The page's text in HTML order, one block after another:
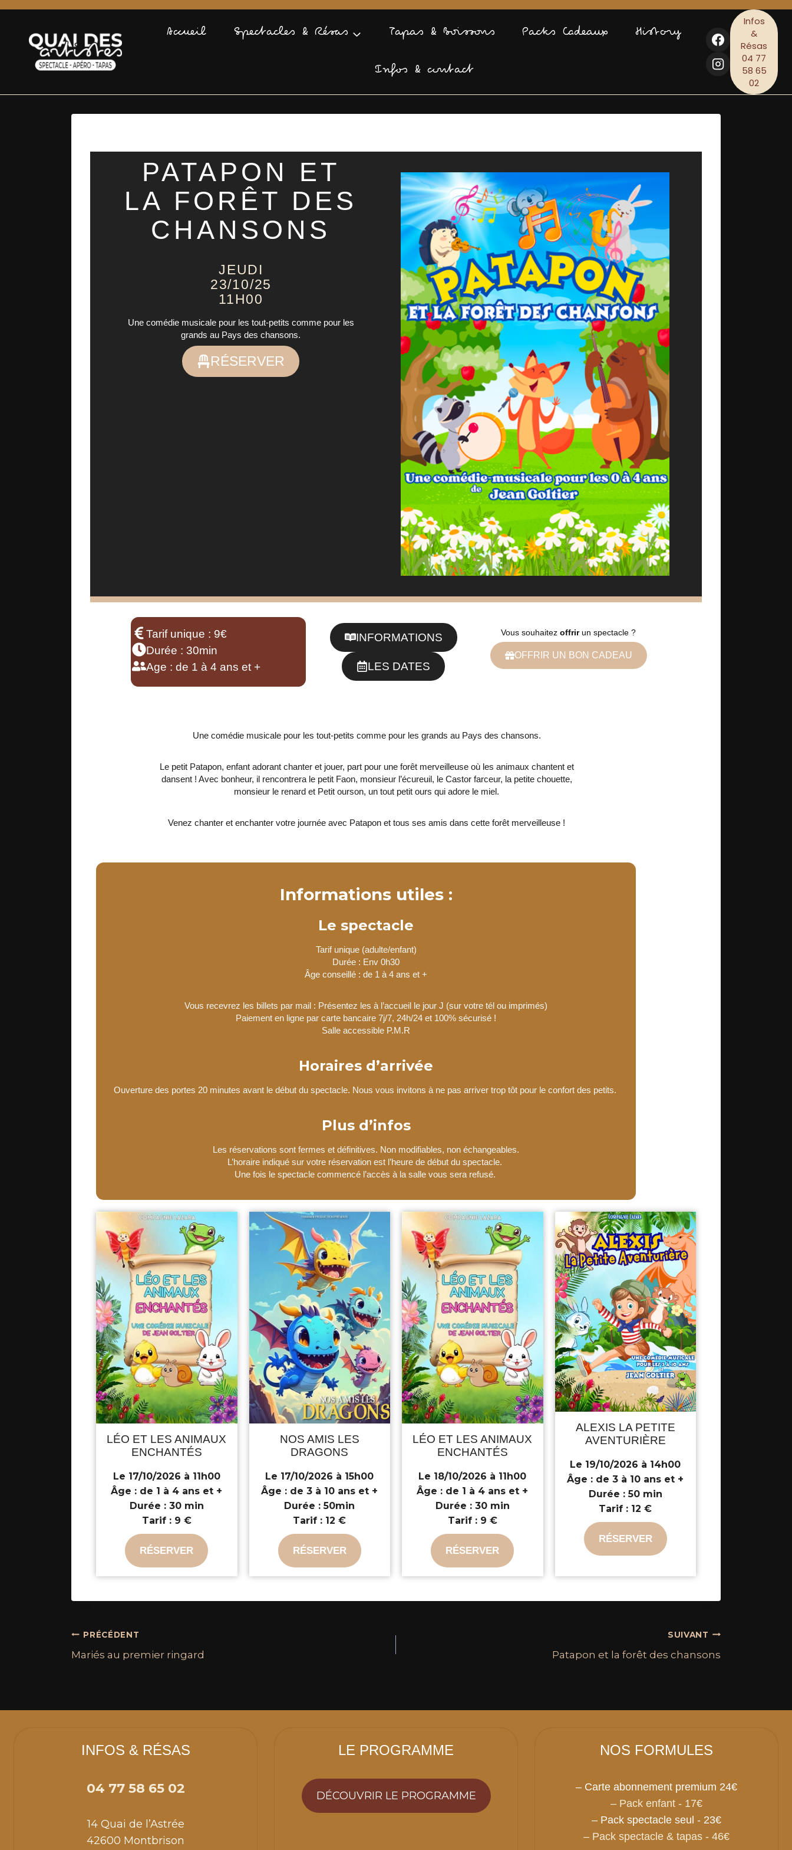
Accueil Spectacles & Résas Tapas & Boissons Packs Cadeaux History
Infos & contact
Infos
&
Résas
04 77
58 65
02
PATAPON ET
LA FORÊT DES
CHANSONS
JEUDI
23/10/25
11H00
Une comédie musicale pour les tout-petits comme pour les
grands au Pays des chansons.
RÉSERVER
Tarif unique : 9€
Durée : 30min
Age : de 1 à 4 ans et +
INFORMATIONS
LES DATES
Vous souhaitez offrirun spectacle ?
OFFRIR UN BON CADEAU
Une comédie musicale pour les tout-petits comme pour les grands au Pays des chansons.
Le petit Patapon, enfant adorant chanter et jouer, part pour une forêt merveilleuse où les animaux chantent et
dansent ! Avec bonheur, il rencontrera le petit Faon, monsieur l’écureuil, le Castor farceur, la petite chouette,
monsieur le renard et Petit ourson, un tout petit ours qui adore le miel.
Venez chanter et enchanter votre journée avec Patapon et tous ses amis dans cette forêt merveilleuse !
Informations utiles :
Le spectacle
Tarif unique (adulte/enfant)
Durée : Env 0h30
Âge conseillé : de 1 à 4 ans et +
Vous recevrez les billets par mail : Présentez les à l’accueil le jour J (sur votre tél ou imprimés)
Paiement en ligne par carte bancaire 7j/7, 24h/24 et 100% sécurisé !
Salle accessible P.M.R
Horaires d’arrivée
Ouverture des portes 20 minutes avant le début du spectacle. Nous vous invitons à ne pas arriver trop tôt pour le confort des petits.
Plus d’infos
Les réservations sont fermes et définitives. Non modifiables, non échangeables.
L’horaire indiqué sur votre réservation est l’heure de début du spectacle.
Une fois le spectacle commencé l’accès à la salle vous sera refusé.
LÉO ET LES ANIMAUX
ENCHANTÉS
Le 17/10/2026 à 11h00
Âge : de 1 à 4 ans et +
Durée :30 min
Tarif :9 €
RÉSERVER
NOS AMIS LES
DRAGONS
Le 17/10/2026 à 15h00
Âge : de 3 à 10 ans et +
Durée : 50min
Tarif : 12 €
RÉSERVER
LÉO ET LES ANIMAUX
ENCHANTÉS
Le 18/10/2026 à 11h00
Âge : de 1 à 4 ans et +
Durée :30 min
Tarif :9 €
RÉSERVER
ALEXIS LA PETITE
AVENTURIÈRE
Le 19/10/2026 à 14h00
Âge : de 3 à 10 ans et +
Durée :50 min
Tarif : 12 €
RÉSERVER
PRÉCÉDENT
Mariés au premier ringard
SUIVANT
Patapon et la forêt des chansons
INFOS & RÉSAS
04 77 58 65 02
14 Quai de l’Astrée
42600 Montbrison
LE PROGRAMME
DÉCOUVRIR LE PROGRAMME
NOS FORMULES
– Carte abonnement premium 24€
– Pack enfant - 17€
– Pack spectacle seul - 23€
– Pack spectacle & tapas - 46€